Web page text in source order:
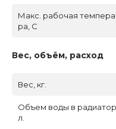
Макс. рабочая
ра, C
Вес, объём, расход
Вес, кг.
Объем воды в
л.